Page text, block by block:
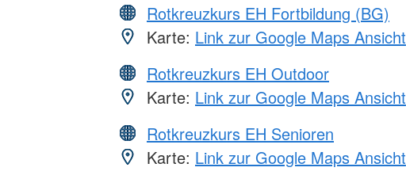
Rotkreuzkurs EH Fortbildung (BG)
Karte: Link zur Google Maps Ansicht
Rotkreuzkurs EH Outdoor
Karte: Link zur Google Maps Ansicht
Rotkreuzkurs EH Senioren
Karte: Link zur Google Maps Ansicht